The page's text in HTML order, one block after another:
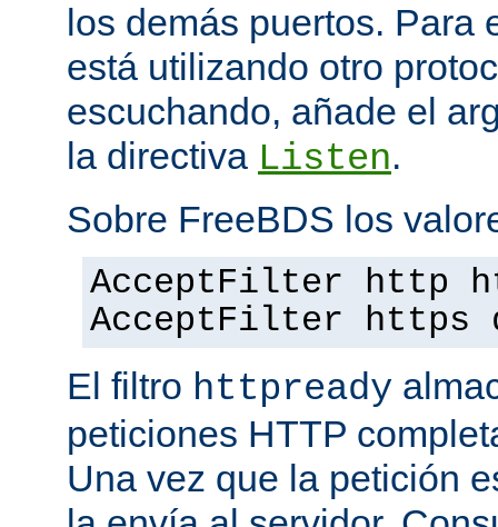
los demás puertos. Para
está utilizando otro
escuchando, añade el
la directiva Listen.
Sobre FreeBDS los
AcceptFilter http
AcceptFilter https
El filtro httpready
peticiones HTTP
Una vez que la petición